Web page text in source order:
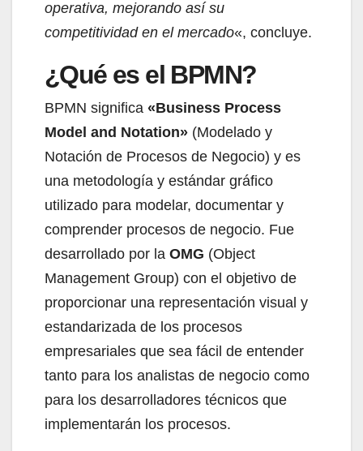
operativa, mejorando así su
competitividad en el mercado«, concluye.
¿Qué es el BPMN?
BPMN significa «Business Process
Model and Notation» (Modelado y
Notación de Procesos de Negocio) y es
una metodología y estándar gráfico
utilizado para modelar, documentar y
comprender procesos de negocio. Fue
desarrollado por la OMG (Object
Management Group) con el objetivo de
proporcionar una representación visual y
estandarizada de los procesos
empresariales que sea fácil de entender
tanto para los analistas de negocio como
para los desarrolladores técnicos que
implementarán los procesos.